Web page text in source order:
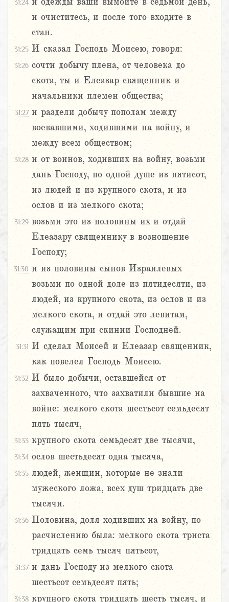
31:24
и очиститесь, и после того входите в
стан.
31:25 И сказал Господь Моисею, говоря:
31:26 сочти добычу плена, от человека до
скота, ты и Елеазар священник и
начальники племен общества;
31:27 и раздели добычу пополам между
воевавшими, ходившими на войну, и
между всем обществом;
31:28 и от воинов, ходивших на войну, возьми
дань Господу, по одной душе из пятисот,
из людей и из крупного скота, и из
ослов и из мелкого скота;
31:29 возьми это из половины их и отдай
Елеазару священнику в возношение
Господу;
31:30 и из половины сынов Израилевых
возьми по одной доле из пятидесяти, из
людей, из крупного скота, из ослов и из
мелкого скота, и отдай это левитам,
служащим при скинии Господней.
31:31 И сделал Моисей и Елеазар священник,
как повелел Господь Моисею.
31:32 И было добычи, оставшейся от
захваченного, что захватили бывшие на
войне: мелкого скота шестьсот семьдесят
пять тысяч,
31:33 крупного скота семьдесят две тысячи,
31:34 ослов шестьдесят одна тысяча,
31:35 людей, женщин, которые не знали
мужеского ложа, всех душ тридцать две
тысячи.
31:36 Половина, доля ходивших на войну, по
расчислению была: мелкого скота триста
тридцать семь тысяч пятьсот,
31:37 и дань Господу из мелкого скота
шестьсот семьдесят пять;
31:38 крупного скота тридцать шесть тысяч, и